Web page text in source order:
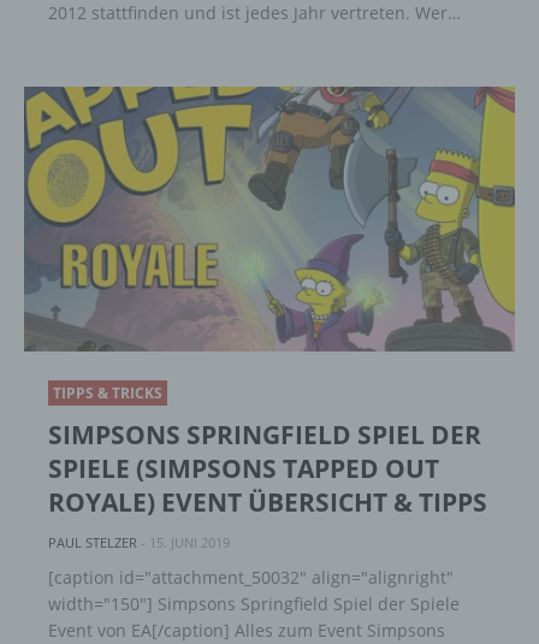
2012 stattfinden und ist jedes Jahr vertreten. Wer…
TIPPS & TRICKS
SIMPSONS SPRINGFIELD SPIEL DER
SPIELE (SIMPSONS TAPPED OUT
ROYALE) EVENT ÜBERSICHT & TIPPS
PAUL STELZER - 15. JUNI 2019
[caption id="attachment_50032" align="alignright"
width="150"] Simpsons Springfield Spiel der Spiele
Event von EA[/caption] Alles zum Event Simpsons